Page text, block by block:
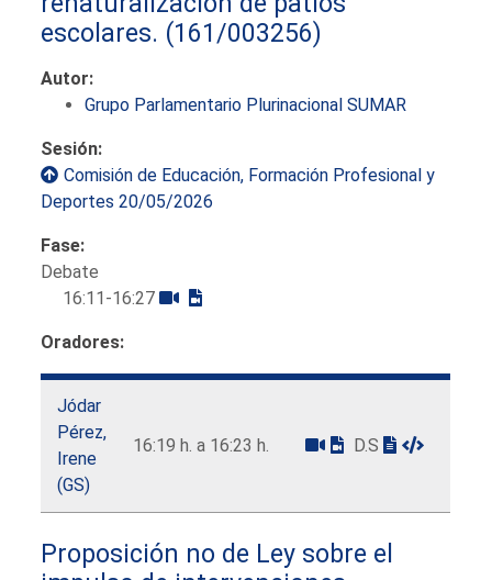
escolares. (161/003256)
Autor:
Grupo Parlamentario Plurinacional SUMAR
Sesión:
Comisión de Educación, Formación Profesional y
Deportes 20/05/2026
Fase:
Debate
16:11-16:27
Oradores:
Jódar
Pérez,
Irene
(GS)
16:19 h. a 16:23 h. D.S
Proposición no de Ley sobre el